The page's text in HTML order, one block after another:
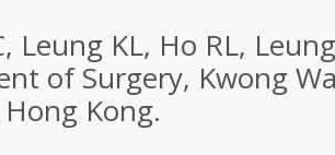
Leung KL, Ho RL,
of Surgery, Kwong
Kong.